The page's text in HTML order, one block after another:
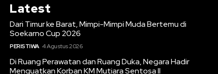
Latest
Dari Timur ke Barat, Mimpi-Mimpi Muda Bertemu di
Soekarno Cup 2026
PERISTIWA 4 Agustus 2026
Di Ruang Perawatan dan Ruang Duka, Negara Hadir
Menguatkan Korban KM Mutiara Sentosa II